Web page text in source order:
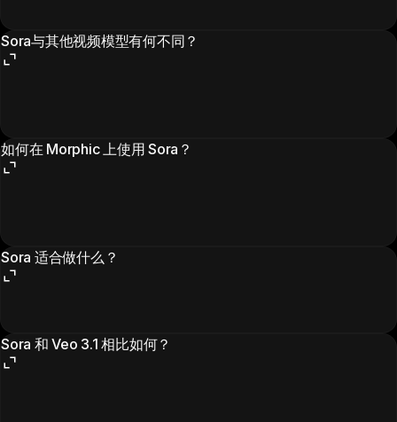
Sora与其他视频模型有何不同？
如何在 Morphic 上使用 Sora？
Sora 适合做什么？
Sora 和 Veo 3.1 相比如何？